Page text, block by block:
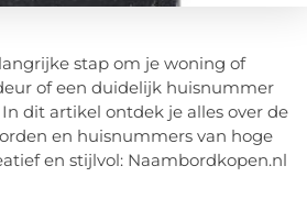
stap om je woning of
of een duidelijk huisnummer
dit artikel ontdek je alles over de
en huisnummers van hoge
en stijlvol: Naambordkopen.nl